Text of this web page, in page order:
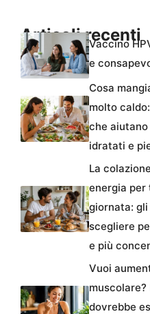
Articoli recenti
Vaccino
e
Cosa
molto
che
idratati e
La
energia per
giornata:
scegliere
e più
Vuoi
muscolare?
dovrebbe